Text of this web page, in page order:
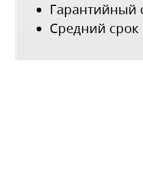
Гарантийный
Средний срок